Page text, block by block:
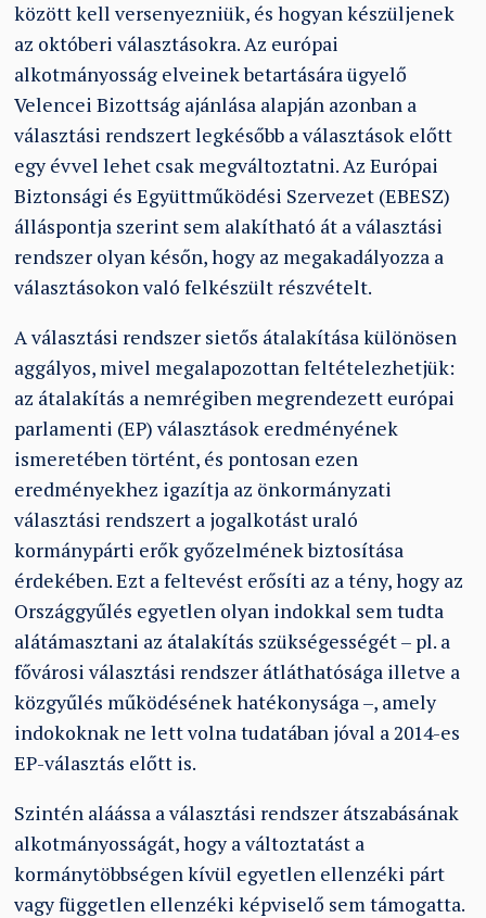
között kell versenyezniük, és hogyan készüljenek
az októberi választásokra. Az európai
alkotmányosság elveinek betartására ügyelő
Velencei Bizottság ajánlása alapján azonban a
választási rendszert legkésőbb a választások előtt
egy évvel lehet csak megváltoztatni. Az Európai
Biztonsági és Együttműködési Szervezet (EBESZ)
álláspontja szerint sem alakítható át a választási
rendszer olyan későn, hogy az megakadályozza a
választásokon való felkészült részvételt.
A választási rendszer sietős átalakítása különösen
aggályos, mivel megalapozottan feltételezhetjük:
az átalakítás a nemrégiben megrendezett európai
parlamenti (EP) választások eredményének
ismeretében történt, és pontosan ezen
eredményekhez igazítja az önkormányzati
választási rendszert a jogalkotást uraló
kormánypárti erők győzelmének biztosítása
érdekében. Ezt a feltevést erősíti az a tény, hogy az
Országgyűlés egyetlen olyan indokkal sem tudta
alátámasztani az átalakítás szükségességét – pl. a
fővárosi választási rendszer átláthatósága illetve a
közgyűlés működésének hatékonysága –, amely
indokoknak ne lett volna tudatában jóval a 2014-es
EP-választás előtt is.
Szintén aláássa a választási rendszer átszabásának
alkotmányosságát, hogy a változtatást a
kormánytöbbségen kívül egyetlen ellenzéki párt
vagy független ellenzéki képviselő sem támogatta.